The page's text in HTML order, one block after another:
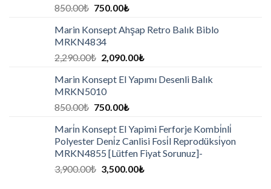
850.00₺ 750.00₺
Marin Konsept Ahşap Retro Balık Biblo
MRKN4834
2,290.00₺ 2,090.00₺
Marin Konsept El Yapımı Desenli Balık
MRKN5010
850.00₺ 750.00₺
Mari̇n Konsept El Yapimi Ferforje Kombi̇nli̇
Polyester Deni̇z Canlisi Fosi̇l Reprodüksi̇yon
MRKN4855 [Lütfen Fiyat Sorunuz]-
3,900.00₺ 3,500.00₺